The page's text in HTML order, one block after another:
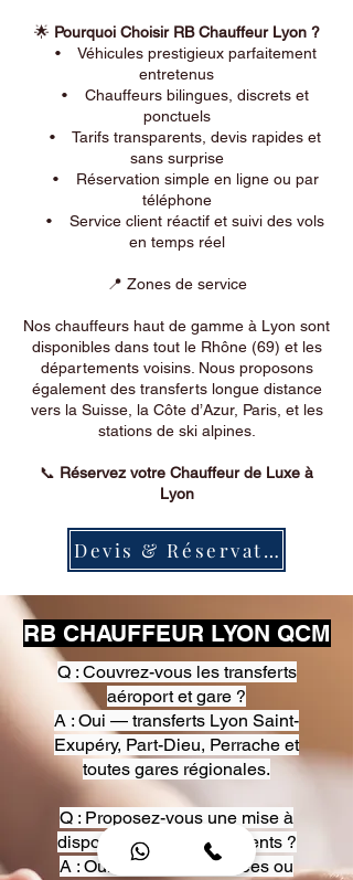
🌟 Pourquoi Choisir RB Chauffeur Lyon ?
• Véhicules prestigieux parfaitement
entretenus
• Chauffeurs bilingues, discrets et
ponctuels
• Tarifs transparents, devis rapides et
sans surprise
• Réservation simple en ligne ou par
téléphone
• Service client réactif et suivi des vols
en temps réel
📍 Zones de service
Nos chauffeurs haut de gamme à Lyon sont
disponibles dans tout le Rhône (69) et les
départements voisins. Nous proposons
également des transferts longue distance
vers la Suisse, la Côte d’Azur, Paris, et les
stations de ski alpines.
📞 Réservez votre Chauffeur de Luxe à
Lyon
Devis & Réservation
RB CHAUFFEUR LYON QCM
Q : Couvrez-vous les transferts
aéroport et gare ?
A : Oui — transferts Lyon Saint-
Exupéry, Part-Dieu, Perrache et
toutes gares régionales.
Q : Proposez-vous une mise à
disposition pour événements ?
A : Oui — heures, journées ou